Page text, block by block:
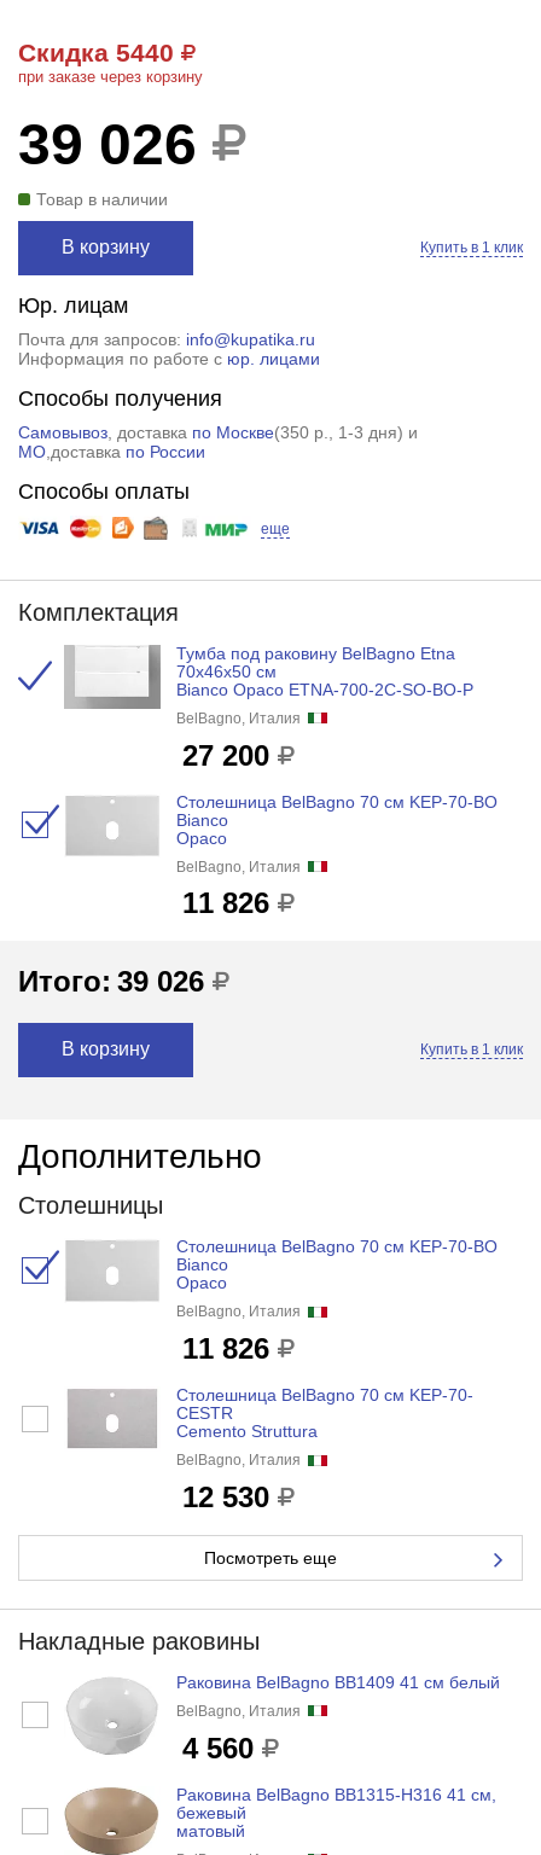
Скидка 5440
при заказе через корзину
39 026
Товар в наличии
В корзину Купить в 1 клик
Юр. лицам
Почта для запросов: info@kupatika.ru
Информация по работе с юр. лицами
Способы получения
Самовывоз, доставка по Москве(350 р.
, 1-3 дня) и
МО,доставка по России
Способы оплаты
еще
Комплектация
Тумба под раковину BelBagno Etna
70x46x50 см
Bianco Opaco ETNA-700-2C-SO-BO-P
BelBagno, Италия
27 200
Столешница BelBagno 70 см KEP-70-BO
Bianco
Opaco
BelBagno, Италия
11 826
Итого: 39 026
В корзину Купить в 1 клик
Дополнительно
Столешницы
Столешница BelBagno 70 см KEP-70-BO
Bianco
Opaco
BelBagno, Италия
11 826
Столешница BelBagno 70 см KEP-70-
CESTR
Cemento Struttura
BelBagno, Италия
12 530
Посмотреть еще
Накладные раковины
Раковина BelBagno BB1409 41 см белый
BelBagno, Италия
4 560
Раковина BelBagno BB1315-H316 41 см,
бежевый
матовый